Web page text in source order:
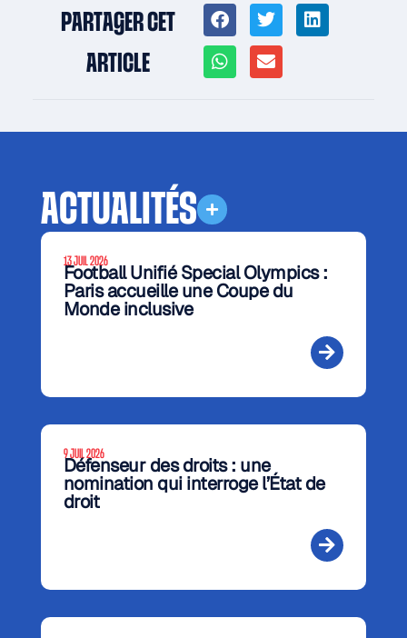
PARTAGER CET
ARTICLE
ACTUALITÉS
13 JUIL 2026
Football Unifié Special Olympics :
Paris accueille une Coupe du
Monde inclusive
9 JUIL 2026
Défenseur des droits : une
nomination qui interroge l’État de
droit